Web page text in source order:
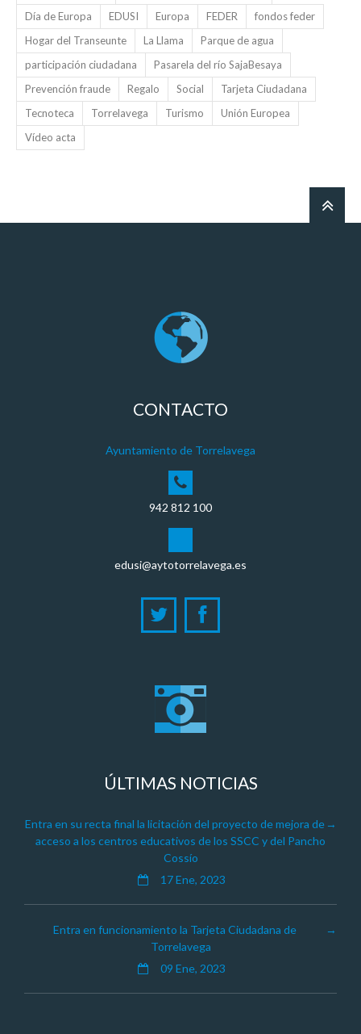
Día de Europa
EDUSI Europa FEDER
fondos feder
Hogar del Transeunte
La Llama
Parque de agua
participación ciudadana
Pasarela del río SajaBesaya
Prevención fraude
Regalo Social
Tarjeta Ciudadana
Tecnoteca
Torrelavega Turismo
Unión Europea
Vídeo acta
CONTACTO
Ayuntamiento de Torrelavega
942 812 100
edusi@aytotorrelavega.es
ÚLTIMAS NOTICIAS
Entra en su recta final la licitación del proyecto de mejora de
acceso a los centros educativos de los SSCC y del Pancho
Cossío
17 Ene, 2023
Entra en funcionamiento la Tarjeta Ciudadana de
Torrelavega
09 Ene, 2023